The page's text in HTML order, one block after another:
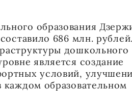
образования
686 млн.
дошкольного
является создание
условий,
каждом образовательном